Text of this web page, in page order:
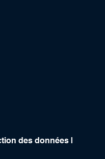
des données